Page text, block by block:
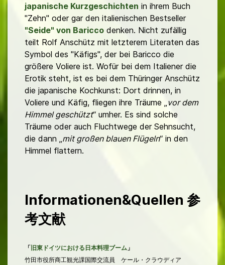
japanische Kurzgeschichten in ihrem Buch
"Zehn" oder gar den italienischen Bestseller
"Seide" von Baricco denken. Nicht zufällig
teilt Rolf Anschütz mit letzterem Literaten das
Symbol des "Käfigs", der bei Baricco die
größere Voliere ist. Wofür bei dem Italiener die
Erotik steht, ist es bei dem Thüringer Anschütz
die japanische Kochkunst: Dort drinnen, in
Voliere und Käfig, fliegen ihre Träume „vor dem
Himmel geschützt“ umher. Es sind solche
Träume oder auch Fluchtwege der Sehnsucht,
die dann „mit großen blauen Flügeln“ in den
Himmel flattern.
Informationen&Quellen 参
考文献
「旧東ドイツにおける日本料理ブーム 」
竹田市役所商工観光課国際交流員 ケール・クラウディア